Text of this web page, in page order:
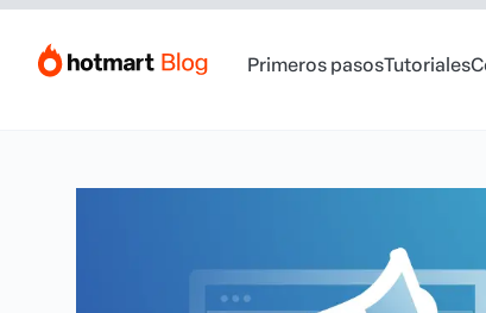
Primeros pasosTutoriales